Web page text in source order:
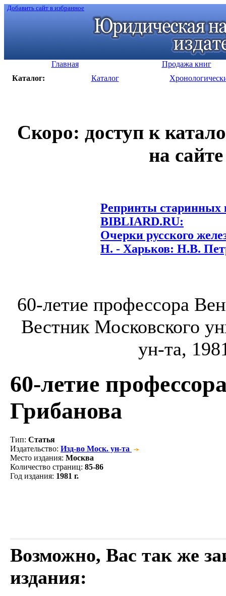
Добавить сайт в избранное
Главная
Продажа книг
Каталог:
Каталог
Скоро: доступ к
на
Репринты старинных
BIBLIARD.RU:
Очерки русского
Н. - Харьков: Н.В.
60-летие профессора
Вестник Московского
ун-та,
60-летие
Грибанова
Тип: Статья
Издательство: Изд-во Моск. ун-та
Место издания: Москва
Количество страниц: 85-86
Год издания: 1981 г.
Возможно, Вас так же
издания: